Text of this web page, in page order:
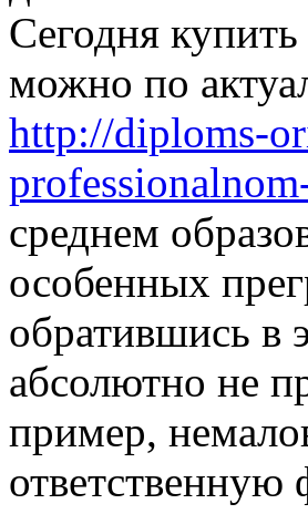
Сегодня
можно по
http://diploms-
среднем
особенных
обратившись в
абсолютно не
пример,